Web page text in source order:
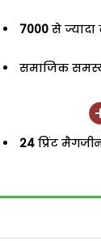
7000 से ज्यादा
समाजिक
24 प्रिंट